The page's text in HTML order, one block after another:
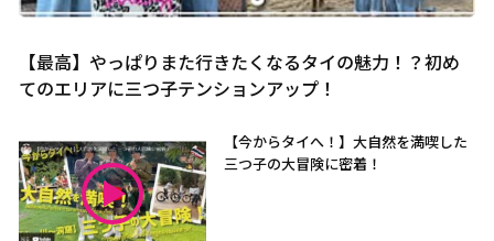
【最高】やっぱりまた行きたくなるタイの魅力！？初め
てのエリアに三つ子テンションアップ！
【今からタイへ！】大自然を満喫した
三つ子の大冒険に密着！